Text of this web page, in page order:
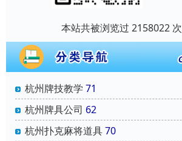
本站共被浏览过 2158022 次
杭州牌技教学 71
杭州牌具公司 62
杭州扑克麻将道具70